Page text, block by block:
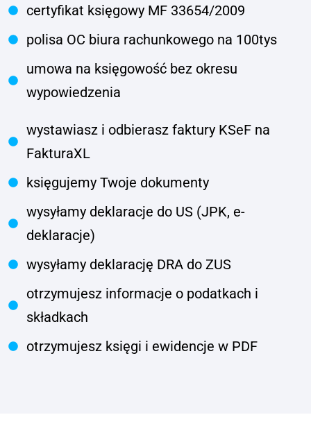
certyfikat księgowy MF 33654/2009
polisa OC biura rachunkowego na 100tys
umowa na księgowość bez okresu
wypowiedzenia
wystawiasz i odbierasz faktury KSeF na
FakturaXL
księgujemy Twoje dokumenty
wysyłamy deklaracje do US (JPK, e-
deklaracje)
wysyłamy deklarację DRA do ZUS
otrzymujesz informacje o podatkach i
składkach
otrzymujesz księgi i ewidencje w PDF